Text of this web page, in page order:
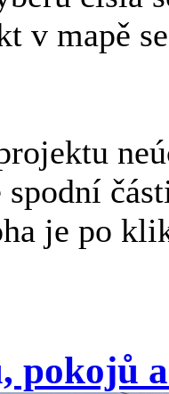
v mapě
spodní
je po
pokojů